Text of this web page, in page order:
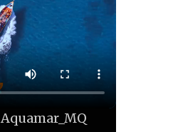
Aquamar_MQ